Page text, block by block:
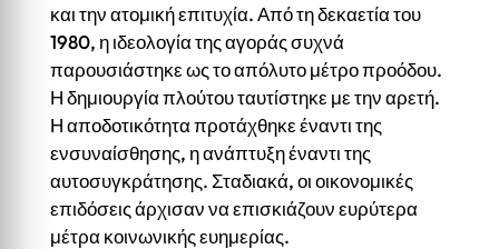
και την ατομική επιτυχία. Από τη δεκαετία του
1980, η ιδεολογία της αγοράς συχνά
παρουσιάστηκε ως το απόλυτο μέτρο προόδου.
Η δημιουργία πλούτου ταυτίστηκε με την αρετή.
Η αποδοτικότητα προτάχθηκε έναντι της
ενσυναίσθησης, η ανάπτυξη έναντι της
αυτοσυγκράτησης. Σταδιακά, οι οικονομικές
επιδόσεις άρχισαν να επισκιάζουν ευρύτερα
μέτρα κοινωνικής ευημερίας.